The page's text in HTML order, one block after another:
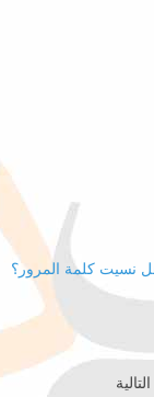
نسيت كلمة المرور؟